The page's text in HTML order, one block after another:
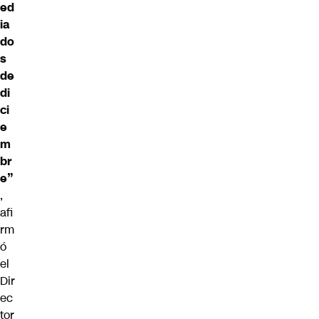
ed
ia
do
s
de
di
ci
e
m
br
e”
,
afi
rm
ó
el
Dir
ec
tor